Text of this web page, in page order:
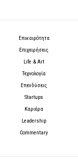
Επικαιρότητα
Επιχειρήσεις
Life & Art
Τεχνολογία
Επενδύσεις
Startups
Καριέρα
Leadership
Commentary